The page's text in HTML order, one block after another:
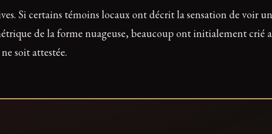
Si certains témoins locaux ont décrit la sensation de voir
de la forme nuageuse, beaucoup ont initialement
soit attestée.